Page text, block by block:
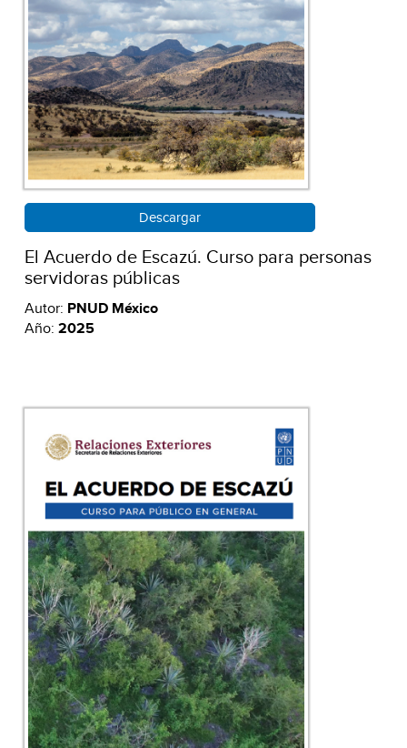
Descargar
El Acuerdo de Escazú. Curso para personas
servidoras públicas
Autor: PNUD México
Año: 2025